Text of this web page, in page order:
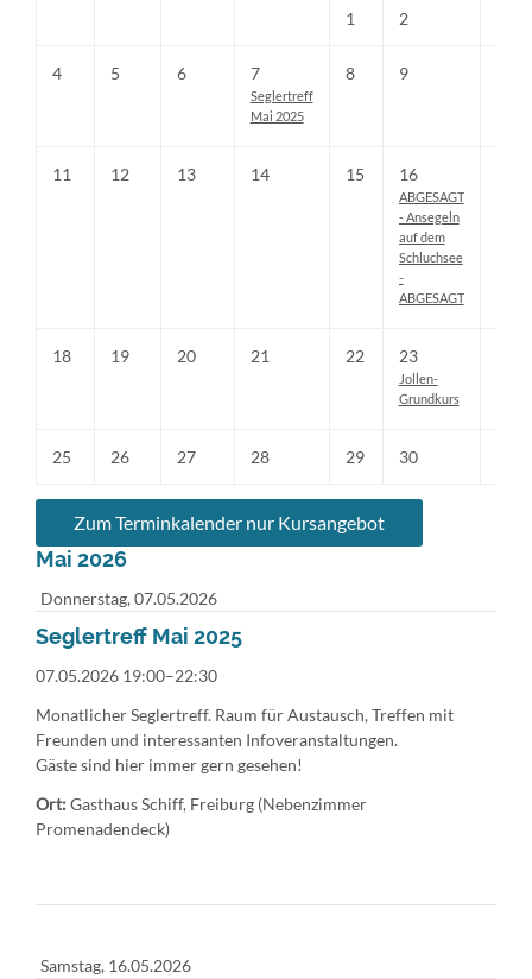
1 2
4 5 6 7
Seglertreff
Mai 2025
8 9
11 12 13 14 15 16
ABGESAGT
- Ansegeln
auf dem
Schluchsee
-
ABGESAGT
18 19 20 21 22 23
Jollen-
Grundkurs
25 26 27 28 29 30
Zum Terminkalender nur Kursangebot
Mai 2026
Donnerstag,07.05.2026
Seglertreff Mai 2025
07.05.2026 19:00–22:30
Monatlicher Seglertreff. Raum für Austausch, Treffen mit
Freunden und interessanten Infoveranstaltungen.
Gäste sind hier immer gern gesehen!
Ort:Gasthaus Schiff, Freiburg (Nebenzimmer
Promenadendeck)
Samstag, 16.05.2026